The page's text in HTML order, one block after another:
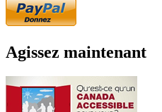
Agissez maintenant